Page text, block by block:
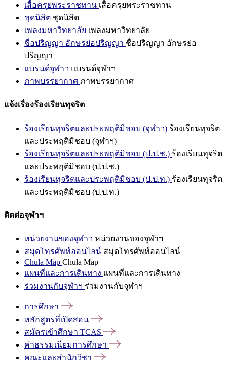
เสื้อครุยพระราชทาน เสื้อครุยพระราชทาน
ชุดนิสิต ชุดนิสิต
เพลงมหาวิทยาลัย เพลงมหาวิทยาลัย
ชื่อปริญญา อักษรย่อปริญญา ชื่อปริญญา อักษรย่อ
ปริญญา
แบรนด์จุฬาฯ แบรนด์จุฬาฯ
ภาพบรรยากาศ ภาพบรรยากาศ
แจ้งเรื่องร้องเรียนทุจริต
ร้องเรียนทุจริตและประพฤติมิชอบ (จุฬาฯ) ร้องเรียนทุจริต
และประพฤติมิชอบ (จุฬาฯ)
ร้องเรียนทุจริตและประพฤติมิชอบ (ป.ป.ช.) ร้องเรียนทุจริต
และประพฤติมิชอบ (ป.ป.ช.)
ร้องเรียนทุจริตและประพฤติมิชอบ (ป.ป.ท.) ร้องเรียนทุจริต
และประพฤติมิชอบ (ป.ป.ท.)
ติดต่อจุฬาฯ
หน่วยงานของจุฬาฯ หน่วยงานของจุฬาฯ
สมุดโทรศัพท์ออนไลน์ สมุดโทรศัพท์ออนไลน์
Chula Map Chula Map
แผนที่และการเดินทาง แผนที่และการเดินทาง
ร่วมงานกับจุฬาฯ ร่วมงานกับจุฬาฯ
การศึกษา
หลักสูตรที่เปิดสอน
สมัครเข้าศึกษา TCAS
ค่าธรรมเนียมการศึกษา
คณะและสำนักวิชา